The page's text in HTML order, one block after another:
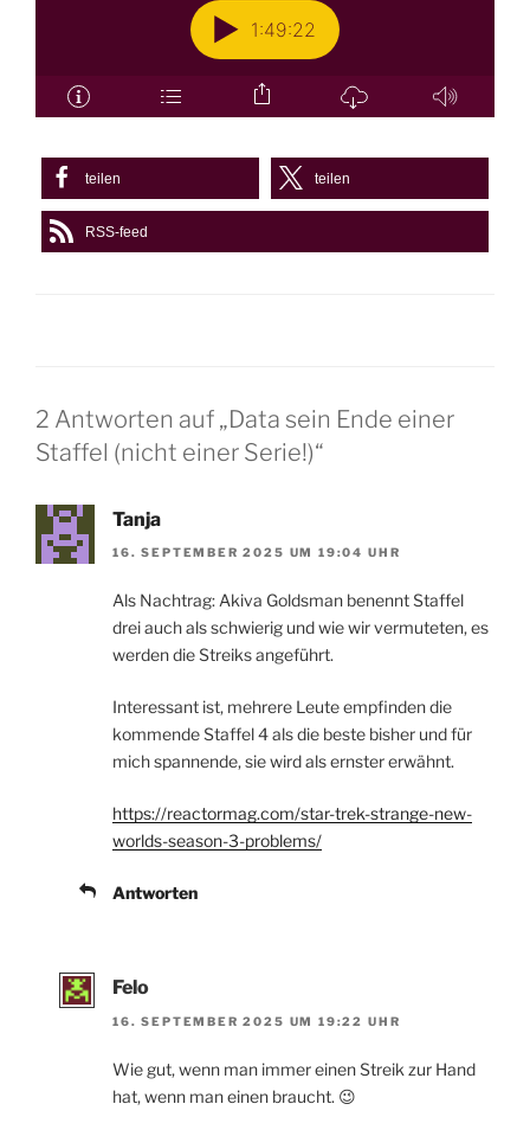
teilen teilen
RSS-feed
2 Antworten auf „Data sein Ende einer
Staffel (nicht einer Serie!)“
Tanja
16. SEPTEMBER 2025 UM 19:04 UHR
Als Nachtrag: Akiva Goldsman benennt Staffel
drei auch als schwierig und wie wir vermuteten, es
werden die Streiks angeführt.
Interessant ist, mehrere Leute empfinden die
kommende Staffel 4 als die beste bisher und für
mich spannende, sie wird als ernster erwähnt.
https://reactormag.com/star-trek-strange-new-
worlds-season-3-problems/
Antworten
Felo
16. SEPTEMBER 2025 UM 19:22 UHR
Wie gut, wenn man immer einen Streik zur Hand
hat, wenn man einen braucht. 😉